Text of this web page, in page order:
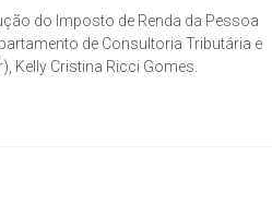
do Imposto de Renda da Pessoa
de Consultoria Tributária e
Kelly Cristina Ricci Gomes.